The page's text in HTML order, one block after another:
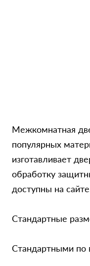
Межкомнатная
популярных
изготавливает
обработку
доступны на
Стандартные
Стандартными по